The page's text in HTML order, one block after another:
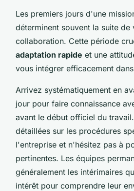
Les premiers jours d'une
déterminent souvent la suite de
collaboration. Cette période
adaptation rapide et une
vous intégrer efficacement
Arrivez systématiquement en
jour pour faire connaissance
avant le début officiel du
détaillées sur les procédures
l'entreprise et n'hésitez pas à
pertinentes. Les équipes
généralement les intérimaires
intérêt pour comprendre leur